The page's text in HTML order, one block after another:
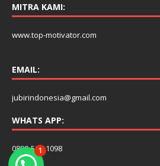
MITRA KAMI:
www.top-motivator.com
EMAIL:
jubirindonesia@gmail.com
WHATS APP:
0899-506-1098
1